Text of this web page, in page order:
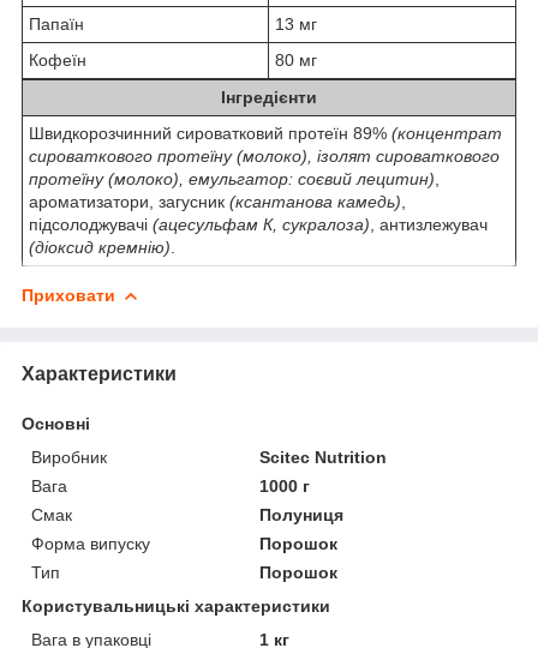
Папаїн
13 мг
Кофеїн
80 мг
Інгредієнти
Швидкорозчинний сироватковий протеїн 89% (концентрат
сироваткового протеїну(молоко) , ізолят сироваткового
протеїну(молоко) , емульгатор: соєвий лецитин)
ароматизатори, загусник (ксантанова камедь)
підсолоджувачі (ацесульфам К, сукралоза) , антизлежувач
(діоксид кремнію)
Приховати
Характеристики
Основні
Виробник
Scitec Nutrition
Вага
1000 г
Смак
Полуниця
Форма випуску
Порошок
Тип
Порошок
Користувальницькі характеристики
Вага в упаковці
1 кг